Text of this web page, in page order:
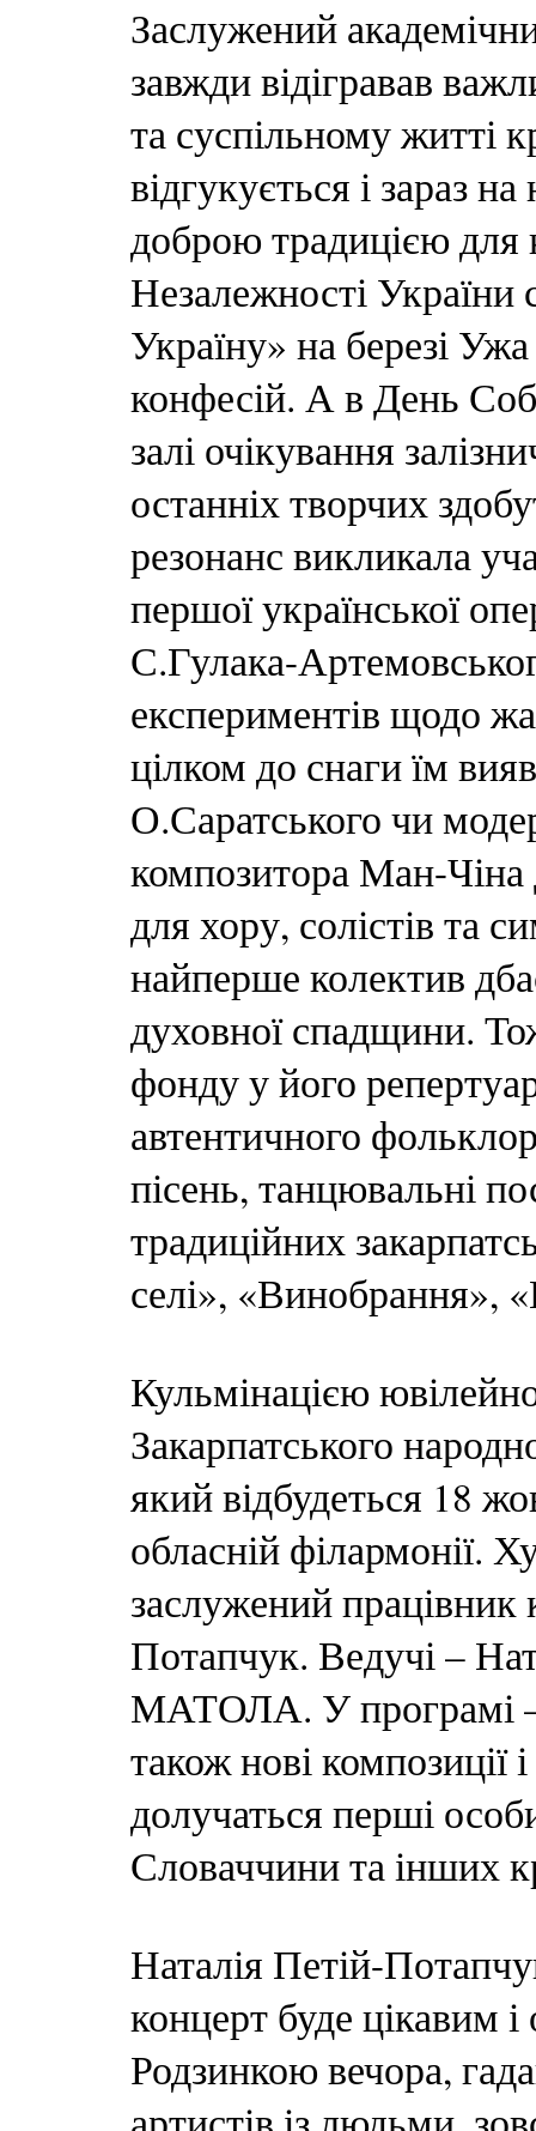
Заслужений
завжди відігравав
та суспільному житті
відгукується і зараз
доброю традицією для
Незалежності України
Україну» на березі Ужа
конфесій. А в День
залі очікування
останніх творчих
резонанс викликала
першої української
С.Гулака-
експериментів щодо
цілком до снаги їм
О.Саратського чи
композитора Ман-
для хору, солістів та
найперше колектив
духовної спадщини.
фонду у його
автентичного
пісень, танцювальні
традиційних
селі», «Винобрання»,
Кульмінацією
Закарпатського
який відбудеться 18
обласній філармонії.
заслужений працівник
Потапчук. Ведучі –
МАТОЛА. У програмі –
також нові композиції
долучаться перші
Словаччини та інших
Наталія Петій-
концерт буде цікавим
Родзинкою вечора,